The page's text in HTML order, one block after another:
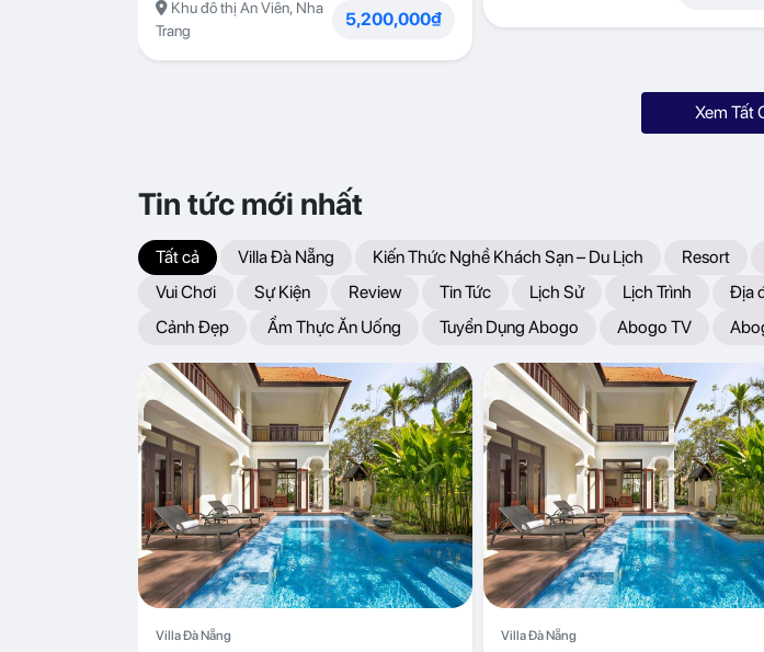
Khu đô thị An Viên, Nha
Trang
5,200,000₫
Xem Tất
Tin tức mới nhất
Tất cả Villa Đà Nẵng Kiến Thức Nghề Khách Sạn – Du Lịch Resort
Vui Chơi
Sự Kiện Review Tin Tức Lịch Sử Lịch Trình Địa
Cảnh Đẹp
Ẩm Thực Ăn Uống Tuyển Dụng Abogo Abogo TV
Villa Đà Nẵng Villa Đà Nẵng